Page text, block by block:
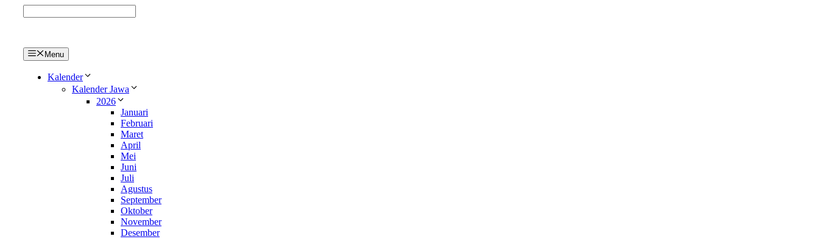
Menu
Kalender
Kalender Jawa
2026
Januari
Februari
Maret
April
Mei
Juni
Juli
Agustus
September
Oktober
November
Desember